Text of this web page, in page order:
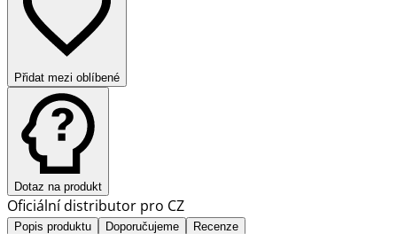
Přidat mezi oblíbené
Dotaz na produkt
Oficiální distributor pro CZ
Popis produktu Doporučujeme Recenze